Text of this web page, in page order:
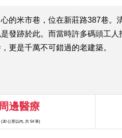
的米市巷，位在新莊路387巷
發跡於此。而當時許多碼頭工
更是千萬不可錯過的老建築。
周邊醫療
(30 公里以內, 共 54 筆)